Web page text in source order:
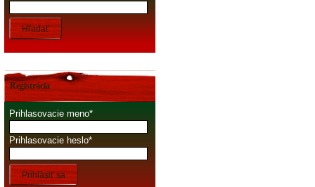
Hľadať
Registrácia
Prihlasovacie meno
Prihlasovacie heslo
Prihlásiť sa